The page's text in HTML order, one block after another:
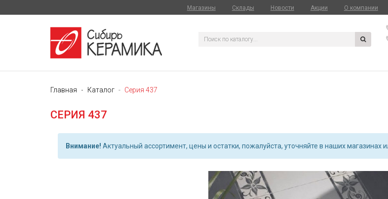
Магазины Склады Новости Акции О компании
Главная Каталог Серия 437
СЕРИЯ 437
Внимание! Актуальный ассортимент, цены и остатки, пожалуйста, уточняйте в наших магазинах